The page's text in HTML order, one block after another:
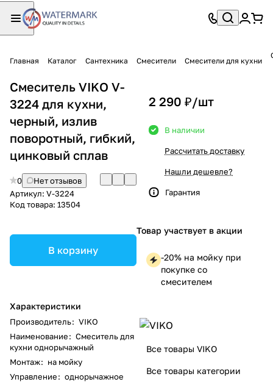
Главная Каталог Сантехника Смесители Смесители для кухни
Смеситель VIKO V-
3224 для кухни,
черный, излив
поворотный, гибкий,
цинковый сплав
0
Нет отзывов
Артикул: V-3224
Код товара: 13504
В корзину
Характеристики
Производитель: VIKO
Наименование: Смеситель для
кухни однорычажный
Монтаж: на мойку
Управление: однорычажное
2 290 ₽/шт
В наличии
Рассчитать доставку
Нашли дешевле?
Гарантия
Товар участвует в акции
-20% на мойку при
покупке со
смесителем
Все товары VIKO
Все товары категории